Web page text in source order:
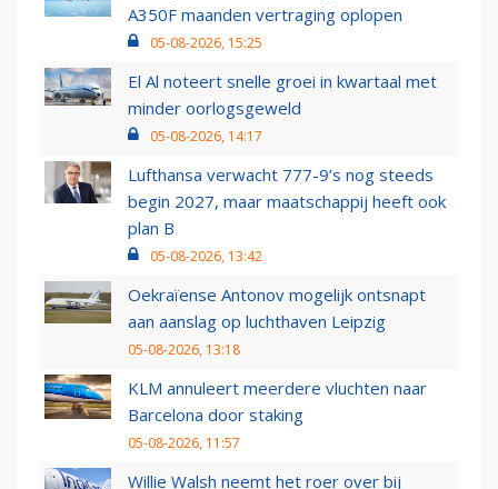
A350F maanden vertraging oplopen
05-08-2026, 15:25
El Al noteert snelle groei in kwartaal met
minder oorlogsgeweld
05-08-2026, 14:17
Lufthansa verwacht 777-9’s nog steeds
begin 2027, maar maatschappij heeft ook
plan B
05-08-2026, 13:42
Oekraïense Antonov mogelijk ontsnapt
aan aanslag op luchthaven Leipzig
05-08-2026, 13:18
KLM annuleert meerdere vluchten naar
Barcelona door staking
05-08-2026, 11:57
Willie Walsh neemt het roer over bij